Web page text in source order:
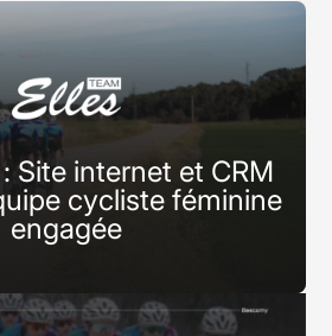
Site internet et CRM
cycliste féminine
engagée